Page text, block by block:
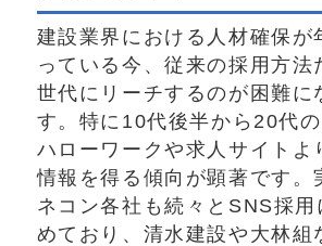
建設業界における人材確保が
っている今、従来の採用方法
世代にリーチするのが困難に
す。特に10代後半から20代の
ハローワークや求人サイトよ
情報を得る傾向が顕著です。
ネコン各社も続々とSNS採用
めており、清水建設や大林組